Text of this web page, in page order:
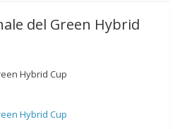
del Green Hybrid
Hybrid Cup
Hybrid Cup